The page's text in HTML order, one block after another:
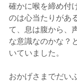
確かに喉を締め付
のは心当たりがあ
て、息は腹から、
な意識なのかな？
いていました。
おかげさまでだい